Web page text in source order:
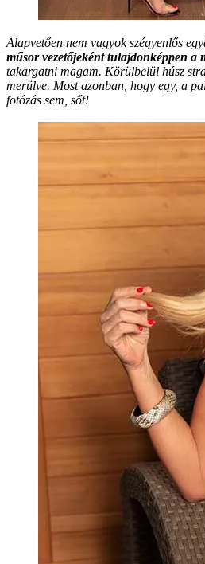
Alapvetően nem vagyok szégyenlős
műsor vezetőjeként tulajdonképpen a
takargatni magam. Körülbelül húsz
merülve. Most azonban, hogy egy, a
fotózás sem, sőt!